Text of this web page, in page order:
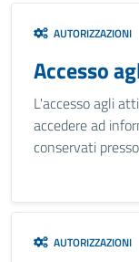
AUTORIZZAZIONI
Accesso
L'accesso agli
accedere ad
conservati
AUTORIZZAZIONI